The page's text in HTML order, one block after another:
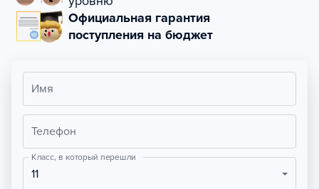
Официальная гарантия
поступления на бюджет
Имя
Телефон
Класс, в который перешли
11